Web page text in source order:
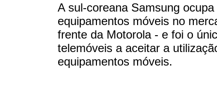
A sul-coreana Samsung
equipamentos móveis no
frente da Motorola - e foi o
telemóveis a aceitar a
equipamentos móveis.